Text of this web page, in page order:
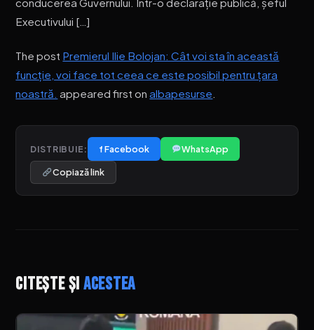
Executivului […]
The post Premierul Ilie Bolojan: Cât voi sta în această
funcţie, voi face tot ceea ce este posibil pentru ţara
noastră. appeared first onalbapesurse
DISTRIBUIE: f Facebook WhatsApp
Copiază link
Citește șiacestea